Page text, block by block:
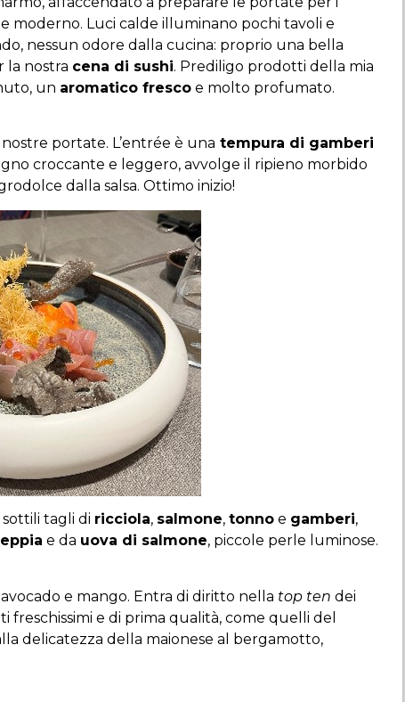
moderno. Luci calde illuminano pochi tavoli e
nessun odore dalla cucina: proprio una bella
la nostra cena di sushi. Prediligo prodotti della mia
un aromatico fresco e molto profumato.
portate. L’entrée è una tempura di gamberi
croccante e leggero, avvolge il ripieno morbido
dalla salsa. Ottimo inizio!
tagli di ricciola, salmone, tonno e gamberi,
e da uova di salmone, piccole perle luminose.
avocado e mango. Entra di diritto nella top ten dei
e di prima qualità, come quelli del
delicatezza della maionese al bergamotto,